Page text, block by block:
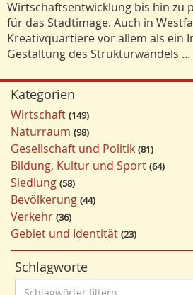
Wirtschaftsentwicklung bis hin zu
für das Stadtimage. Auch in
Kreativquartiere vor allem als ein
Gestaltung des Strukturwandels …
Kategorien
Wirtschaft 149
Naturraum 98
Gesellschaft und Politik 81
Bildung, Kultur und Sport 64
Siedlung 58
Bevölkerung 44
Verkehr 36
Gebiet und Identität 23
Schlagworte